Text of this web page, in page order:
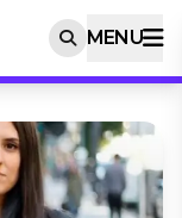
MENU